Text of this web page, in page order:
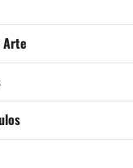
Arte